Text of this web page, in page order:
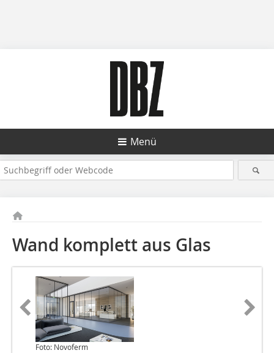
Menü
Wand komplett aus Glas
Foto: Novoferm